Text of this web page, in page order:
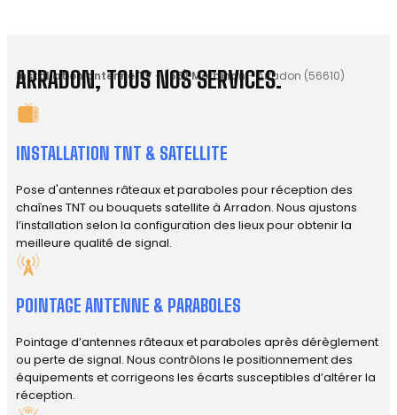
Installation antenne TV-(56) Morbihan- Arradon (56610)
ARRADON, TOUS NOS SERVICES.
INSTALLATION TNT & SATELLITE
Pose d'antennes râteaux et paraboles pour réception des
chaînes TNT ou bouquets satellite à Arradon. Nous ajustons
l’installation selon la configuration des lieux pour obtenir la
meilleure qualité de signal.
POINTAGE ANTENNE & PARABOLES
Pointage d’antennes râteaux et paraboles après dérèglement
ou perte de signal. Nous contrôlons le positionnement des
équipements et corrigeons les écarts susceptibles d’altérer la
réception.